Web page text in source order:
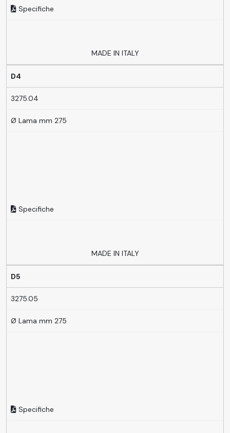
Specifiche
MADE IN ITALY
D4
3275.04
Ø Lama mm 275
Specifiche
MADE IN ITALY
D5
3275.05
Ø Lama mm 275
Specifiche